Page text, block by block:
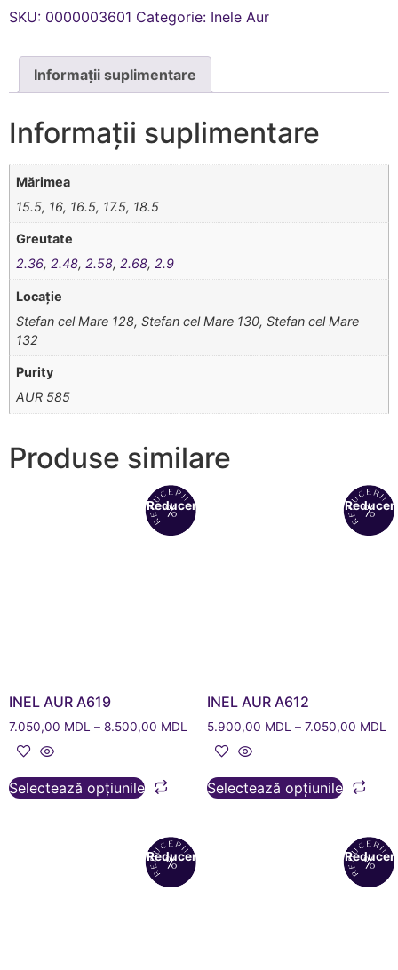
SKU: 0000003601 Categorie: Inele Aur
Informații suplimentare
Informații suplimentare
Mărimea
15.5, 16, 16.5, 17.5, 18.5
Greutate
2.36, 2.48, 2.58, 2.68, 2.9
Locație
Stefan cel Mare 128, Stefan cel Mare 130, Stefan cel Mare
132
Purity
AUR 585
Produse similare
Reduceri!
INEL AUR A619
7.050,00 MDL – 8.500,00 MDL
Selectează opțiunile
INEL AUR A612
5.900,00 MDL – 7.050,00 MDL
Selectează opțiunile
Reduceri!